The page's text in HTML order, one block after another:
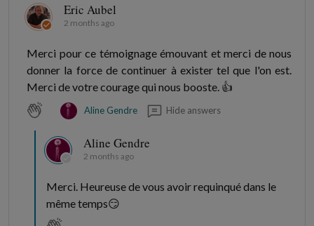
Eric Aubel
2 months ago
Merci pour ce témoignage émouvant et merci de nous
donner la force de continuer à exister tel que l'on est.
Merci de votre courage qui nous booste. 👍
Aline Gendre Hide answers
Aline Gendre
2 months ago
Merci. Heureuse de vous avoir requinqué dans le
même temps😏